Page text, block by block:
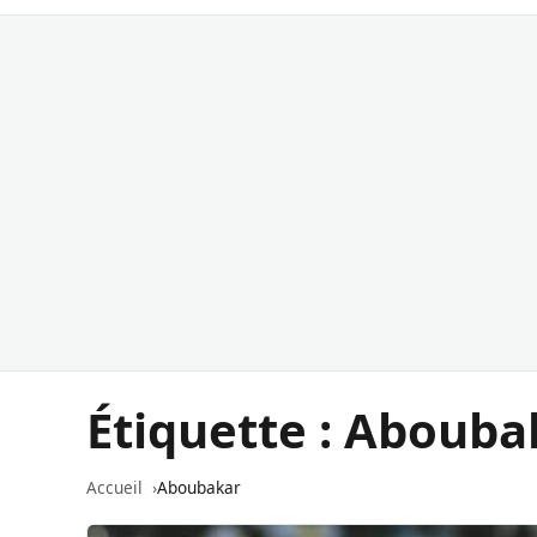
Étiquette :
Accueil Aboubakar